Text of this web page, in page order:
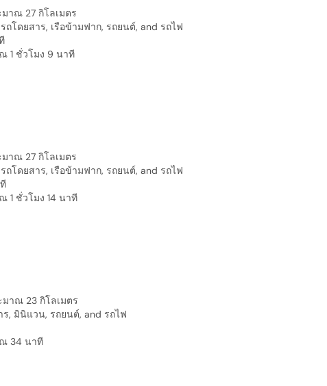
Naples :)
มาณ 27 กิโลเมตร
ถโดยสาร, เรือข้ามฟาก, รถยนต์, and รถไฟ
1 ชั่วโมง 9 นาที
มาณ 27 กิโลเมตร
ถโดยสาร, เรือข้ามฟาก, รถยนต์, and รถไฟ
1 ชั่วโมง 14 นาที
มาณ 23 กิโลเมตร
ร, มินิแวน, รถยนต์, and รถไฟ
ณ 34 นาที